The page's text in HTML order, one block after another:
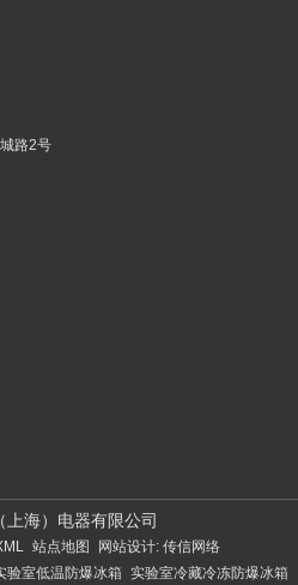
路2号
海）电器有限公司
站点地图 网站设计: 传信网络
验室低温防爆冰箱 实验室冷藏冷冻防爆冰箱